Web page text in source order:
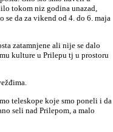
tokom niz godina unazad,
se da za vikend od 4. do 6. maja
zatamnjene ali nije se dalo
kulture u Prilepu tj u prostoru
teleskope koje smo poneli i da
seli nad Prilepom, a malo